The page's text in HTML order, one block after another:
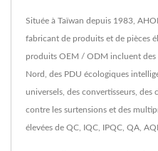
Située à Taïwan depuis 1983,
fabricant de produits et de pièces
produits OEM / ODM incluent des
Nord, des PDU écologiques
universels, des convertisseurs, des
contre les surtensions et des
élevées de QC, IQC, IPQC, QA,